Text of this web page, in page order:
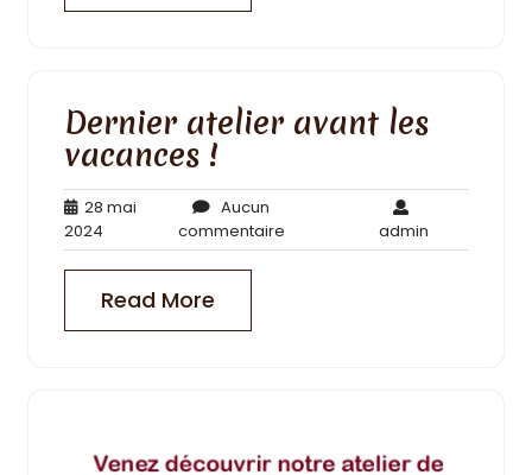
Dernier atelier avant les
vacances !
28 mai
2024
mai
2024
Aucun
commentaire
commentaire
adminadmin
Read More